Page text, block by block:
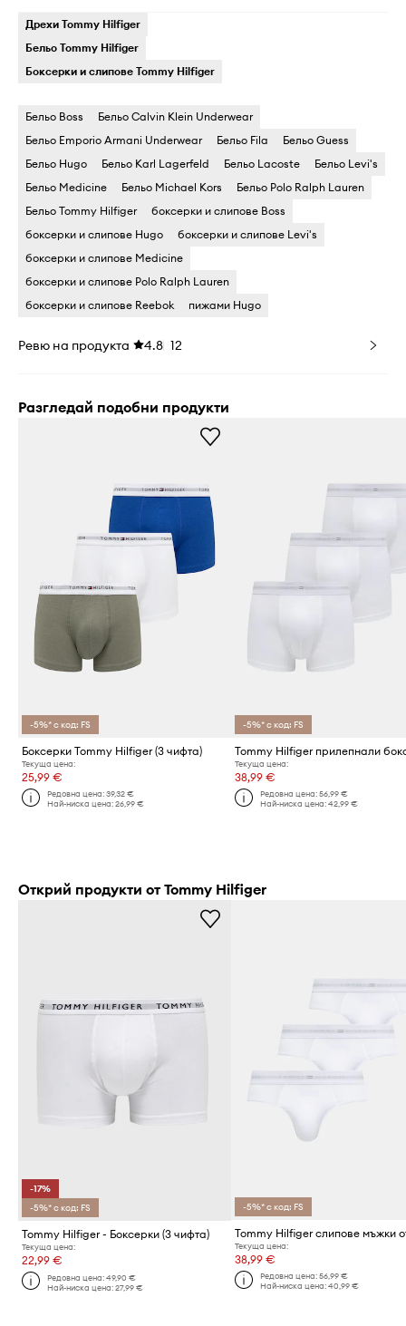
Дрехи Tommy Hilfiger
Бельо Tommy Hilfiger
Боксерки и слипове Tommy Hilfiger
Бельо Boss
Бельо Calvin Klein Underwear
Бельо Emporio Armani Underwear
Бельо Fila
Бельо Guess
Бельо Hugo
Бельо Karl Lagerfeld Бельо Lacoste
Бельо Levi's
Бельо Medicine
Бельо Michael Kors
Бельо Polo Ralph Lauren
Бельо Tommy Hilfiger
боксерки и слипове Boss
боксерки и слипове Hugo
боксерки и слипове Levi's
боксерки и слипове Medicine
боксерки и слипове Polo Ralph Lauren
боксерки и слипове Reebok
пижами Hugo
Ревю на продукта 4.8 12
Разгледай подобни продукти
-5%* с код: FS
Боксерки Tommy Hilfiger (3 чифта)
Текуща цена:
25,99 €
Редовна цена:39,32 €
Най-ниска цена:26,99 €
-5%* с код: FS
Текуща цена:
38,99 €
Редовна цена: 56,99 €
Най-ниска цена: 42,99 €
Открий продукти от Tommy Hilfiger
-17%
-5%* с код: FS
Tommy Hilfiger - Боксерки (3 чифта)
Текуща цена:
22,99 €
Редовна цена:49,90 €
Най-ниска цена:27,99 €
-5%* с код: FS
Текуща цена:
38,99 €
Редовна цена: 56,99 €
Най-ниска цена: 40,99 €